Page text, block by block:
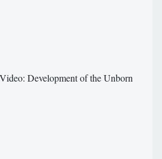
Development of the Unborn